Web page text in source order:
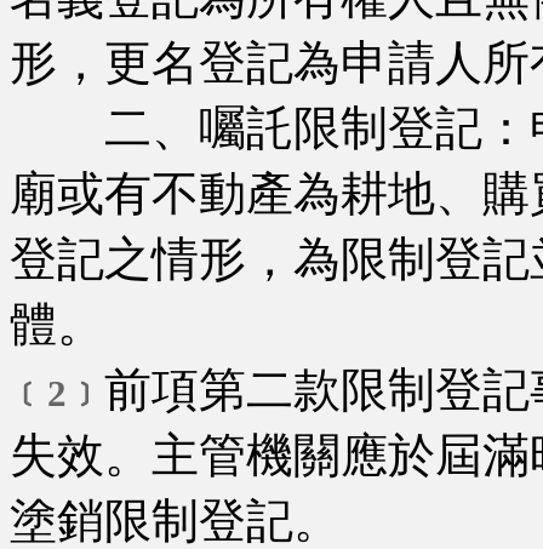
形，更名登記為申請人所
二、囑託限制登記：
廟或有不動產為耕地、
登記之情形，為限制登
體。
﹝2﹞ 前項第二款限制登
失效。主管機關應於屆
塗銷限制登記。